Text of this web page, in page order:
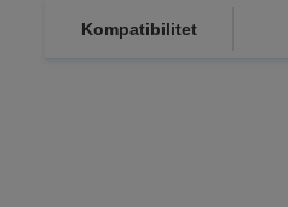
Kompatibilitet